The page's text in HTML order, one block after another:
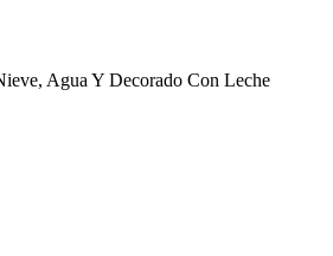
Agua Y Decorado Con Leche